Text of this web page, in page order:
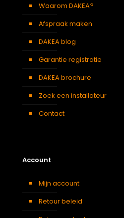
Waarom DAKEA?
Afspraak maken
DAKEA blog
Garantie registratie
DAKEA brochure
Zoek een installateur
Contact
Account
Mijn account
Retour beleid